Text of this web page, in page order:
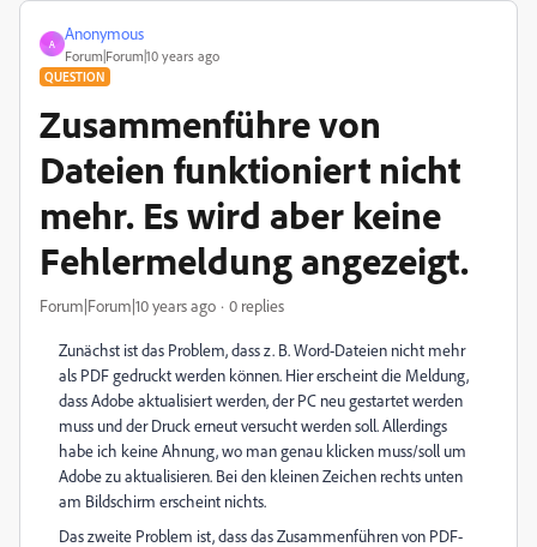
A
Anonymous
Forum|Forum|10 years ago
QUESTION
Zusammenführe von
Dateien funktioniert nicht
mehr. Es wird aber keine
Fehlermeldung angezeigt.
Forum|Forum|10 years ago 0 replies
Zunächst ist das Problem, dass z. B. Word-Dateien nicht mehr
als PDF gedruckt werden können. Hier erscheint die Meldung,
dass Adobe aktualisiert werden, der PC neu gestartet werden
muss und der Druck erneut versucht werden soll. Allerdings
habe ich keine Ahnung, wo man genau klicken muss/soll um
Adobe zu aktualisieren. Bei den kleinen Zeichen rechts unten
am Bildschirm erscheint nichts.
Das zweite Problem ist, dass das Zusammenführen von PDF-